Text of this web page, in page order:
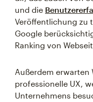
und die
Veröffentlichung zu
Google
Ranking von
Außerdem erwarten
professionelle UX,
Unternehmens